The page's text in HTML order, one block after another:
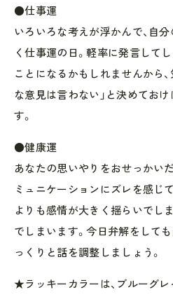
●仕事運
いろいろな考えが浮かんで、自
く仕事運の日。軽率に発言して
ことになるかもしれませんから
な意見は言わない」と決めてお
す。
●健康運
あなたの思いやりをおせっかい
ミュニケーションにズレを感じ
よりも感情が大きく揺らいでし
でしまいます。今日弁解をして
っくりと話を調整しましょう。
★ラッキーカラーは、ブルーグレ